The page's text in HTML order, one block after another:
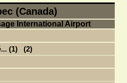
(Canada)
International Airport
(1)
(2)